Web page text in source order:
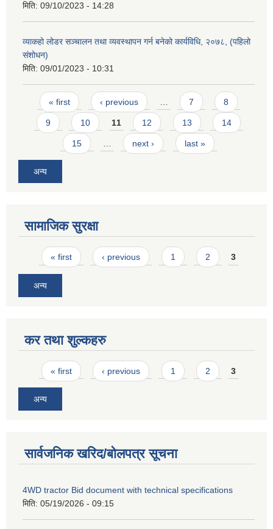
मिति: 09/10/2023 - 14:28
व्याकहो लोडर सञ्चालन तथा व्यवस्थापन गर्न बनेको कार्यविधि, २०७८, (पहिलो
संशोधन)
मिति: 09/01/2023 - 10:31
Pages
« first ‹ previous 7 8
9 10 11 12 13 14
15 next › last »
अन्य
सामाजिक सुरक्षा
Pages
« first ‹ previous 1 2 3
अन्य
कर तथा शुल्कहरु
Pages
« first ‹ previous 1 2 3
अन्य
सार्वजनिक खरिद/बोलपत्र सूचना
4WD tractor Bid document with technical specifications
मिति: 05/19/2026 - 09:15